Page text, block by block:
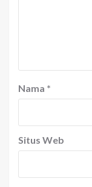
Nama *
Situs Web